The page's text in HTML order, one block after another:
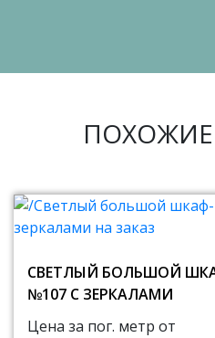
СВЕТЛЫЙ БОЛЬШОЙ
№107 С ЗЕРКАЛАМИ
Цена за пог. метр от